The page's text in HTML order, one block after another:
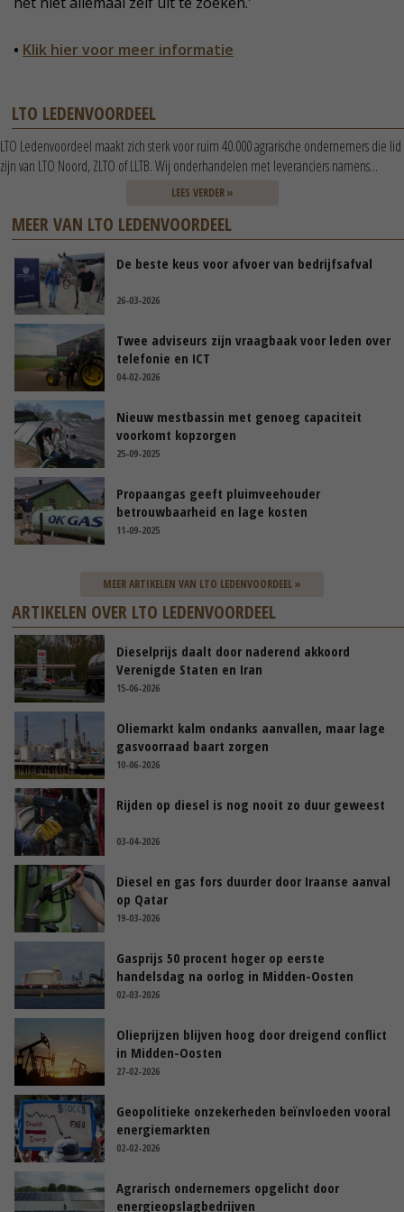
• Klik hier voor meer informatie
LTO LEDENVOORDEEL
LTO Ledenvoordeel maakt zich sterk voor ruim 40.000 agrarische ondernemers die lid
zijn van LTO Noord, ZLTO of LLTB. Wij onderhandelen met leveranciers namens...
LEES VERDER »
MEER VAN LTO LEDENVOORDEEL
De beste keus voor afvoer van bedrijfsafval
26-03-2026
Twee adviseurs zijn vraagbaak voor leden over
telefonie en ICT
04-02-2026
Nieuw mestbassin met genoeg capaciteit
voorkomt kopzorgen
25-09-2025
Propaangas geeft pluimveehouder
betrouwbaarheid en lage kosten
11-09-2025
MEER ARTIKELEN VAN LTO LEDENVOORDEEL »
ARTIKELEN OVER LTO LEDENVOORDEEL
Dieselprijs daalt door naderend akkoord
Verenigde Staten en Iran
15-06-2026
Oliemarkt kalm ondanks aanvallen, maar lage
gasvoorraad baart zorgen
10-06-2026
Rijden op diesel is nog nooit zo duur geweest
03-04-2026
Diesel en gas fors duurder door Iraanse aanval
op Qatar
19-03-2026
Gasprijs 50 procent hoger op eerste
handelsdag na oorlog in Midden-Oosten
02-03-2026
Olieprijzen blijven hoog door dreigend conflict
in Midden-Oosten
27-02-2026
Geopolitieke onzekerheden beïnvloeden vooral
energiemarkten
02-02-2026
Agrarisch ondernemers opgelicht door
energieopslagbedrijven